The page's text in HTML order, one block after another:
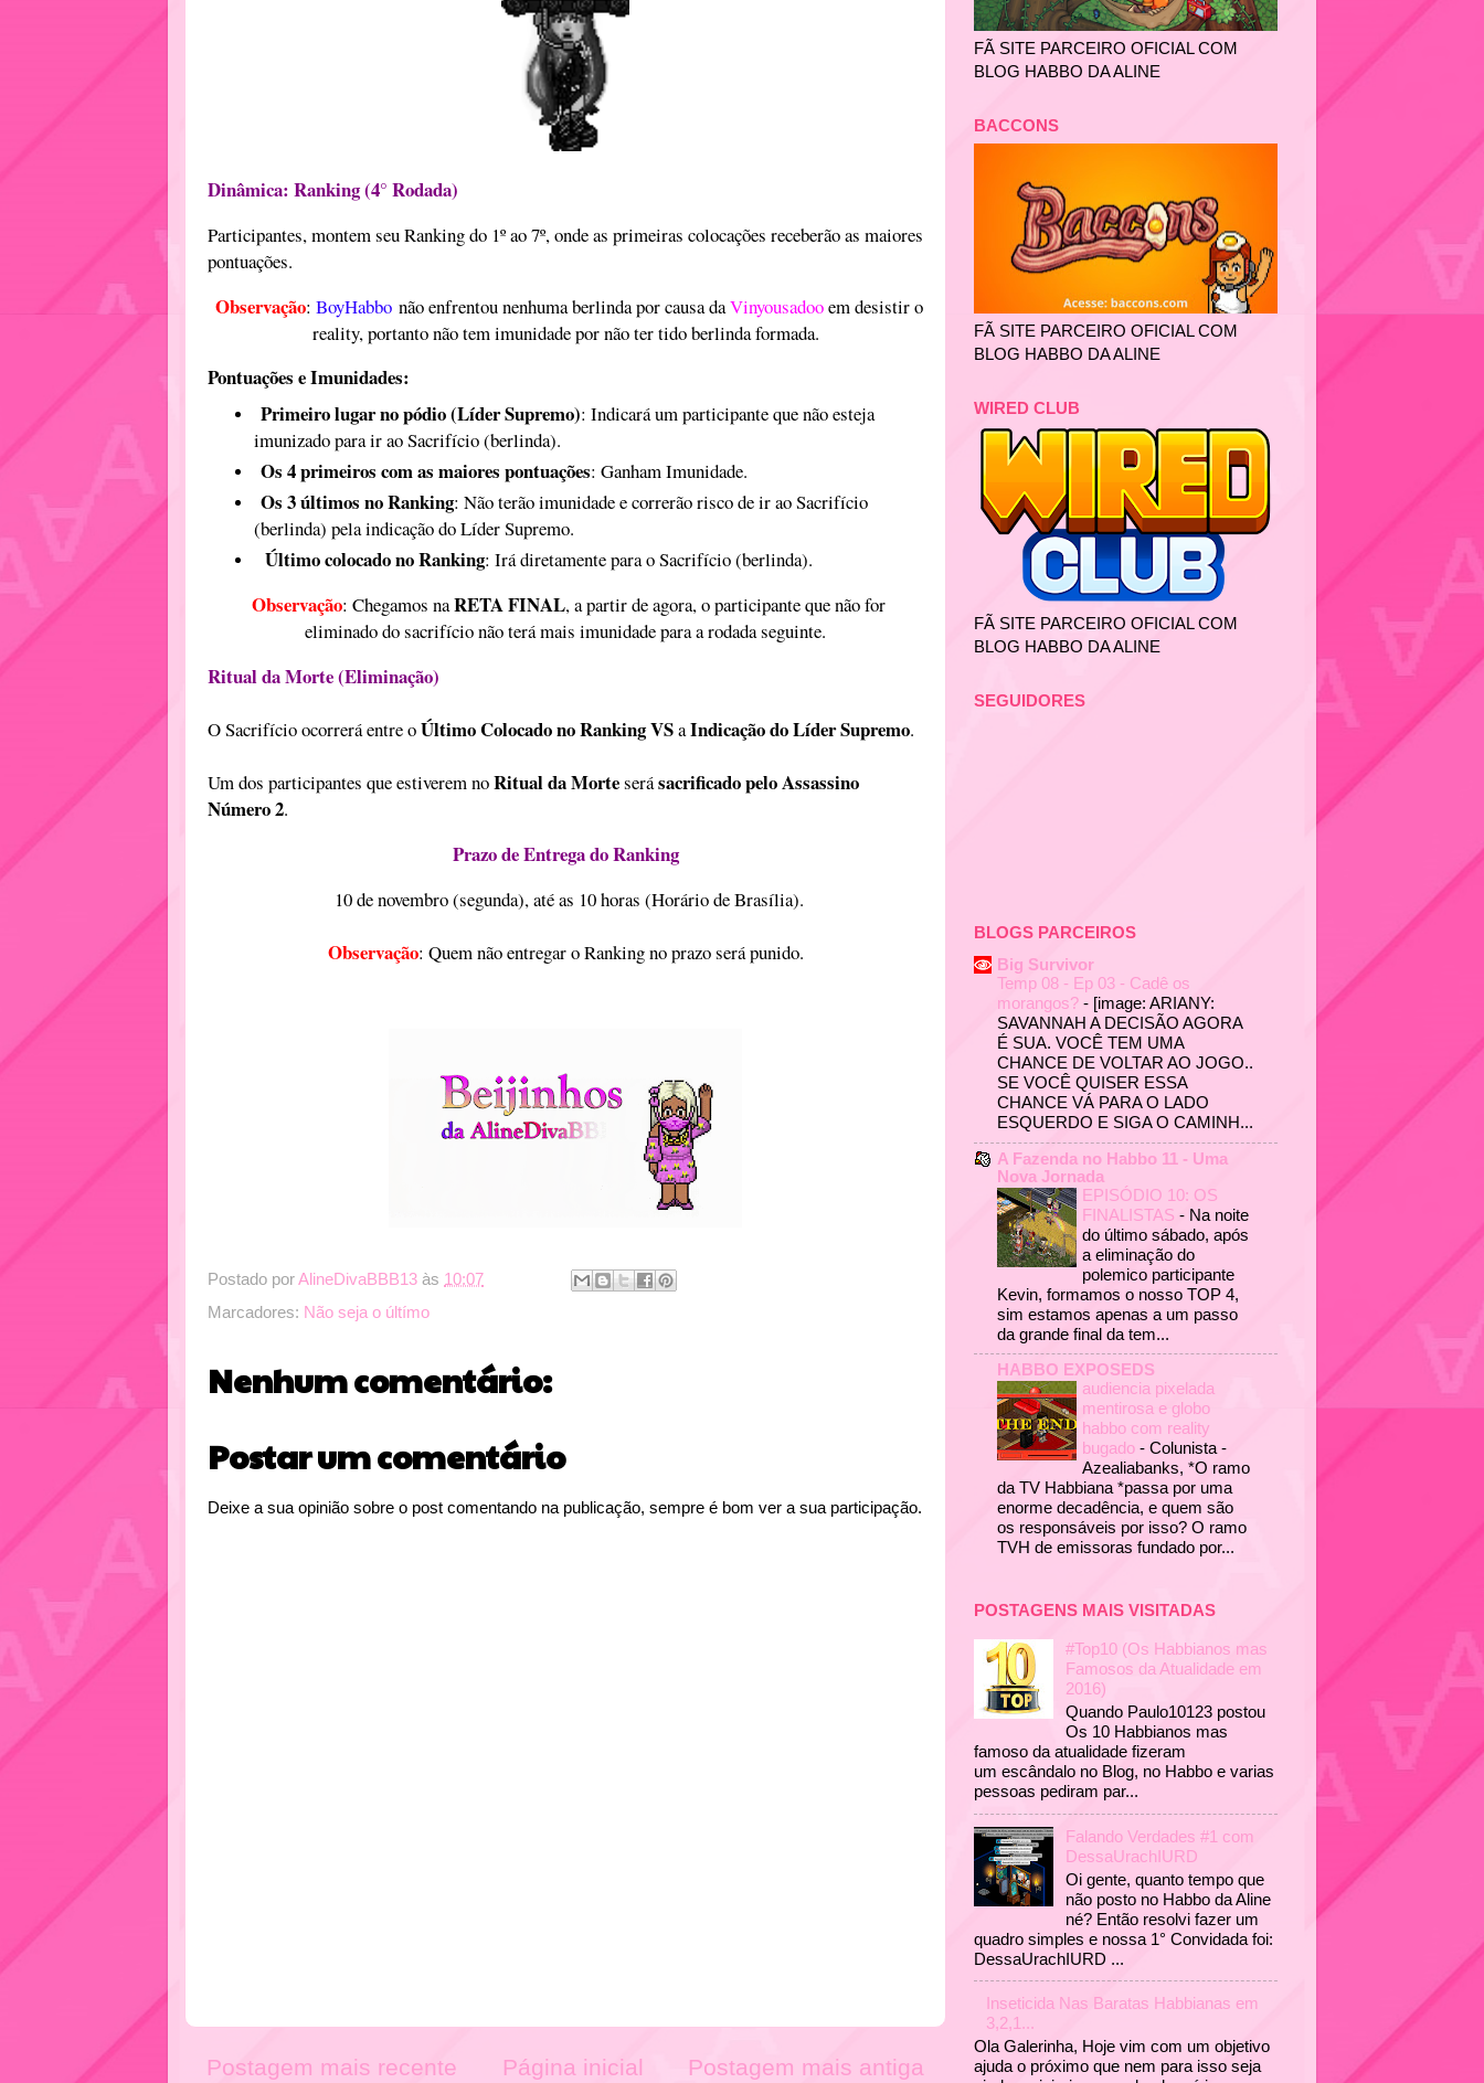
Dinâmica: Ranking (4° Rodada)
Participantes, montem seu Ranking do 1º ao 7º, onde as primeiras colocações receberão as maiores
pontuações.
Observação: BoyHabbo não enfrentou nenhuma berlinda por causa daVinyousadooem desistir o
reality, portanto não tem imunidade por não ter tido berlinda formada.
Pontuações e Imunidades:
Primeiro lugar no pódio (Líder Supremo): Indicará um participante que não esteja
imunizado para ir ao Sacrifício (berlinda).
Os 4 primeiros com as maiores pontuações: Ganham Imunidade.
Os 3 últimos no Ranking: Não terão imunidade e correrão risco de ir ao Sacrifício
(berlinda) pela indicação do Líder Supremo.
Último colocado no Ranking: Irá diretamente para o Sacrifício (berlinda).
Observação: Chegamos naRETA FINAL, a partir de agora, o participante que não for
eliminado do sacrifício não terá mais imunidade para a rodada seguinte.
Ritual da Morte (Eliminação)
O Sacrifício ocorrerá entre oÚltimo Colocado no RankingVSaIndicação do Líder Supremo.
Um dos participantes que estiverem noRitual da Morteserásacrificado pelo Assassino
Número 2.
Prazo de Entrega do Ranking
10 de novembro (segunda), até as 10 horas (Horário de Brasília).
Observação: Quem não entregar o Ranking no prazo será punido.
Postado porAlineDivaBBB13 às 10:07
Marcadores: Não seja o últímo
Nenhum comentário:
Postar um comentário
Deixe a sua opinião sobre o post comentando na publicação, sempre é bom ver a sua participação.
Postagem mais recente Postagem mais antiga
Página inicial
FÃ SITE PARCEIRO OFICIAL COM
BLOG HABBO DA ALINE
BACCONS
FÃ SITE PARCEIRO OFICIAL COM
BLOG HABBO DA ALINE
WIRED CLUB
FÃ SITE PARCEIRO OFICIAL COM
BLOG HABBO DA ALINE
SEGUIDORES
BLOGS PARCEIROS
Big Survivor
Temp 08 - Ep 03 - Cadê os
morangos? - [image: ARIANY:
SAVANNAH A DECISÃO AGORA
É SUA. VOCÊ TEM UMA
CHANCE DE VOLTAR AO JOGO..
SE VOCÊ QUISER ESSA
CHANCE VÁ PARA O LADO
ESQUERDO E SIGA O CAMINH...
A Fazenda no Habbo 11 - Uma
Nova Jornada
EPISÓDIO 10: OS
FINALISTAS - Na noite
do último sábado, após
a eliminação do
polemico participante
Kevin, formamos o nosso TOP 4,
sim estamos apenas a um passo
da grande final da tem...
HABBO EXPOSEDS
audiencia pixelada
mentirosa e globo
habbo com reality
bugado - Colunista -
Azealiabanks, *O ramo
da TV Habbiana *passa por uma
enorme decadência, e quem são
os responsáveis por isso? O ramo
TVH de emissoras fundado por...
POSTAGENS MAIS VISITADAS
#Top10 (Os Habbianos mas
Famosos da Atualidade em
2016)
Quando Paulo10123 postou
Os 10 Habbianos mas
famoso da atualidade fizeram
um escândalo no Blog, no Habbo e varias
pessoas pediram par...
Falando Verdades #1 com
DessaUrachIURD
Oi gente, quanto tempo que
não posto no Habbo da Aline
né? Então resolvi fazer um
quadro simples e nossa 1° Convidada foi:
DessaUrachIURD ...
Inseticida Nas Baratas Habbianas em
3,2,1...
Ola Galerinha, Hoje vim com um objetivo
ajuda o próximo que nem para isso seja